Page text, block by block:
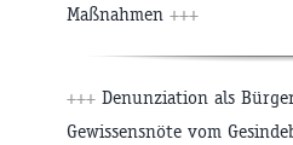
Maßnahmen +++
+++ Denunziation als
Gewissensnöte vom